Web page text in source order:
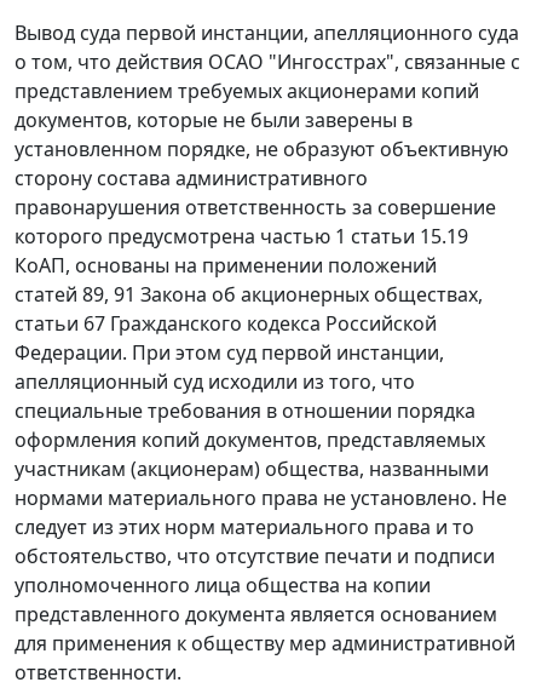
Вывод суда первой инстанции, апелляционного суда
о том, что действия ОСАО "Ингосстрах", связанные с
представлением требуемых акционерами копий
документов, которые не были заверены в
установленном порядке, не образуют объективную
сторону состава административного
правонарушения ответственность за совершение
которого предусмотрена частью 1 статьи 15.19
КоАП, основаны на применении положений
статей 89, 91 Закона об акционерных обществах,
статьи 67 Гражданского кодекса Российской
Федерации. При этом суд первой инстанции,
апелляционный суд исходили из того, что
специальные требования в отношении порядка
оформления копий документов, представляемых
участникам (акционерам) общества, названными
нормами материального права не установлено. Не
следует из этих норм материального права и то
обстоятельство, что отсутствие печати и подписи
уполномоченного лица общества на копии
представленного документа является основанием
для применения к обществу мер административной
ответственности.